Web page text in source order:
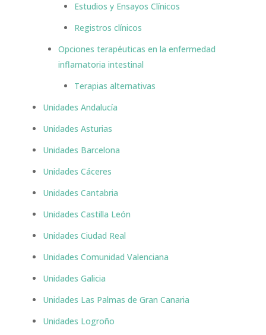
Estudios y Ensayos Clínicos
Registros clínicos
Opciones terapéuticas en la enfermedad
inflamatoria intestinal
Terapias alternativas
Unidades Andalucía
Unidades Asturias
Unidades Barcelona
Unidades Cáceres
Unidades Cantabria
Unidades Castilla León
Unidades Ciudad Real
Unidades Comunidad Valenciana
Unidades Galicia
Unidades Las Palmas de Gran Canaria
Unidades Logroño